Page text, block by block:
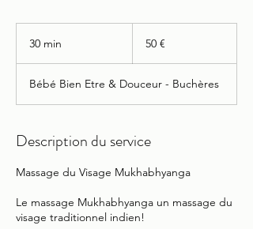
30 min
i
n
50 €
Bébé Bien Etre & Douceur - Buchères
Description du service
Massage du Visage Mukhabhyanga
Le massage Mukhabhyanga un massage du
visage traditionnel indien!